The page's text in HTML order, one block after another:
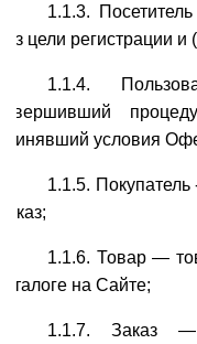
1.1.3.
цели регистрации и
1.1.4.
условия
1.1.5.
1.1.6. Товар —
на Сайте;
1.1.7. Заказ